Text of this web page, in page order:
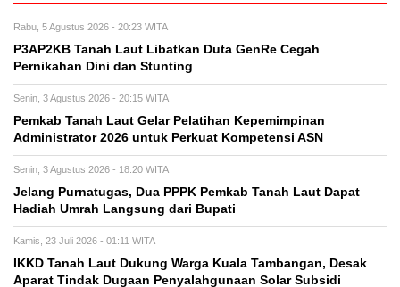
Rabu, 5 Agustus 2026 - 20:23 WITA
P3AP2KB Tanah Laut Libatkan Duta GenRe Cegah
Pernikahan Dini dan Stunting
Senin, 3 Agustus 2026 - 20:15 WITA
Pemkab Tanah Laut Gelar Pelatihan Kepemimpinan
Administrator 2026 untuk Perkuat Kompetensi ASN
Senin, 3 Agustus 2026 - 18:20 WITA
Jelang Purnatugas, Dua PPPK Pemkab Tanah Laut Dapat
Hadiah Umrah Langsung dari Bupati
Kamis, 23 Juli 2026 - 01:11 WITA
IKKD Tanah Laut Dukung Warga Kuala Tambangan, Desak
Aparat Tindak Dugaan Penyalahgunaan Solar Subsidi